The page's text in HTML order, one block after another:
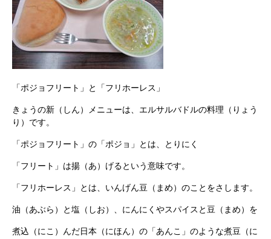
「ポジョフリート」と「フリホーレス」
きょうの新（しん）メニューは、エルサルバドルの料理（りょう
り）です。
「ポジョフリート」の「ポジョ」とは、とりにく
「フリート」は揚（あ）げるという意味です。
「フリホーレス」とは、いんげん豆（まめ）のことをさします。
油（あぶら）と塩（しお）、にんにくやスパイスと豆（まめ）を
煮込（にこ）んだ日本（にほん）の「あんこ」のような煮豆（に